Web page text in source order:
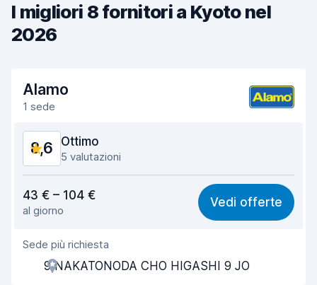
I migliori 8 fornitori a Kyoto nel
2026
Alamo
1 sede
8,6 Ottimo
5 valutazioni
8,5
Facile da trovare 8,1
Gentilezza degli agenti
Rapidità del ritiro
43 € – 104 €
al giorno
Vedi offerte
Sede più richiesta
9 NAKATONODA CHO HIGASHI 9 JO